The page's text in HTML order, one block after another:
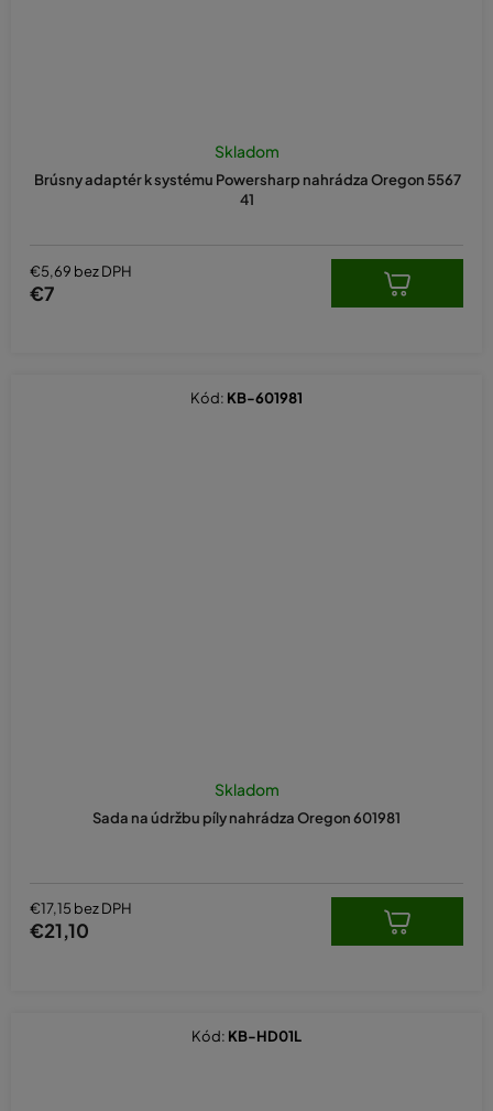
Brúsny adaptér k systému Powersharp nahrádza Oregon 5567
41
Skladom
€5,69 bez DPH
€7
Sada na údržbu píly nahrádza Oregon 601981
Skladom
€17,15 bez DPH
€21,10
Kód: KB-601981
Kód: KB-HD01L